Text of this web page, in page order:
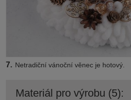
7. Netradiční vánoční věnec je hotový.
Materiál pro výrobu (5):